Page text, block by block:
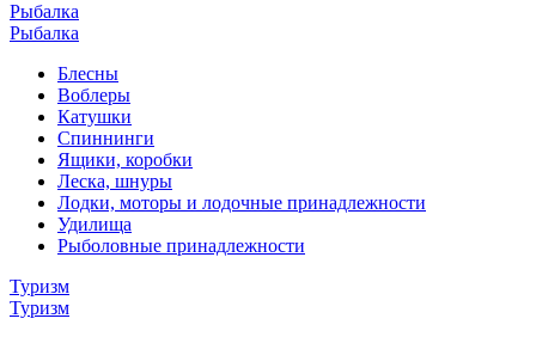
Рыбалка
Рыбалка
Блесны
Воблеры
Катушки
Спиннинги
Ящики, коробки
Леска, шнуры
Лодки, моторы и лодочные принадлежности
Удилища
Рыболовные принадлежности
Туризм
Туризм